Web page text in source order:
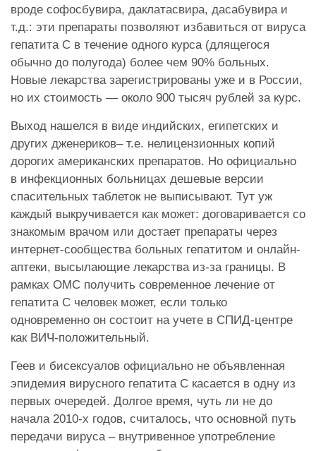
вроде софосбувира, даклатасвира, дасабувира и
т.д.: эти препараты позволяют избавиться от вируса
гепатита С в течение одного курса (длящегося
обычно до полугода) более чем 90% больных.
Новые лекарства зарегистрированы уже и в России,
но их стоимость — около 900 тысяч рублей за курс.
Выход нашелся в виде индийских, египетских и
других дженериков– т.е. нелицензионных копий
дорогих американских препаратов. Но официально
в инфекционных больницах дешевые версии
спасительных таблеток не выписывают. Тут уж
каждый выкручивается как может: договаривается со
знакомым врачом или достает препараты через
интернет-сообщества больных гепатитом и онлайн-
аптеки, высылающие лекарства из-за границы. В
рамках ОМС получить современное лечение от
гепатита С человек может, если только
одновременно он состоит на учете в СПИД-центре
как ВИЧ-положительный.
Геев и бисексуалов официально не объявленная
эпидемия вирусного гепатита С касается в одну из
первых очередей. Долгое время, чуть ли не до
начала 2010-х годов, считалось, что основной путь
передачи вируса – внутривенное употребление